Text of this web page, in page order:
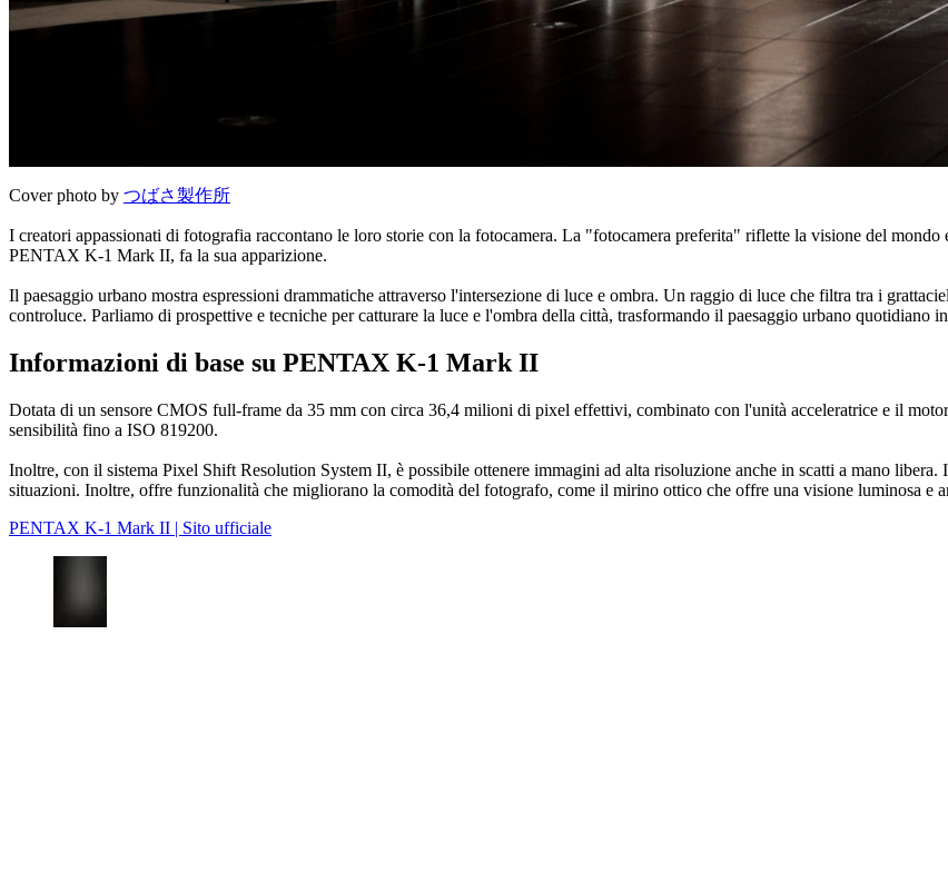
Cover photo by つばさ製作所
I creatori appassionati di fotografia raccontano le loro storie con la fotocamera. La "fotocamera preferita" riflette la visione del mondo
PENTAX K-1 Mark II, fa la sua apparizione.
Il paesaggio urbano mostra espressioni drammatiche attraverso l'intersezione di luce e ombra. Un raggio di luce che filtra tra i
controluce. Parliamo di prospettive e tecniche per catturare la luce e l'ombra della città, trasformando il paesaggio urbano quotidiano
Informazioni di base su PENTAX K-1 Mark II
Dotata di un sensore CMOS full-frame da 35 mm con circa 36,4 milioni di pixel effettivi, combinato con l'unità acceleratrice e il
sensibilità fino a ISO 819200.
Inoltre, con il sistema Pixel Shift Resolution System II, è possibile ottenere immagini ad alta risoluzione anche in scatti a mano
situazioni. Inoltre, offre funzionalità che migliorano la comodità del fotografo, come il mirino ottico che offre una visione luminosa e
PENTAX K-1 Mark II | Sito ufficiale